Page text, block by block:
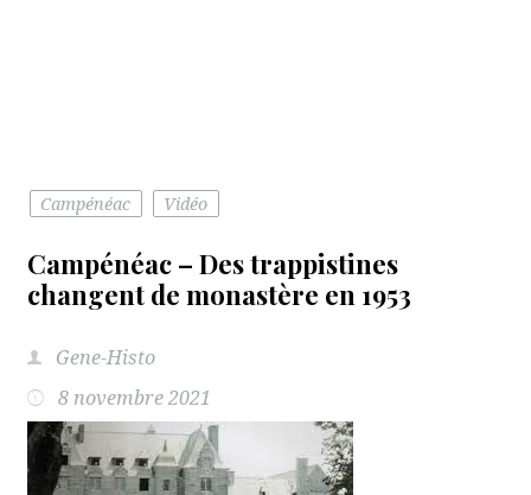
Campénéac Vidéo
Campénéac – Des trappistines
changent de monastère en 1953
Gene-Histo
8 novembre 2021